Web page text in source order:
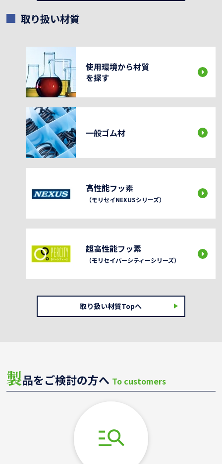
取り扱い材質
使用環境から材質
を探す
一般ゴム材
高性能フッ素
（モリセイNEXUSシリーズ）
超高性能フッ素
（モリセイパーシティーシリーズ）
取り扱い材質Topへ
製品をご検討の方へ To customers